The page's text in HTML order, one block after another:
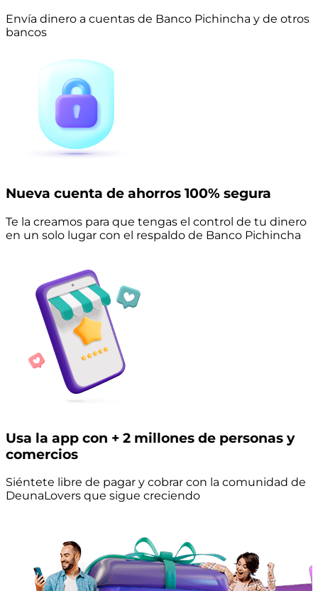
Envía dinero a cuentas de Banco Pichincha y de otros
bancos
Nueva cuenta de ahorros 100% segura
Te la creamos para que tengas el control de tu dinero
en un solo lugar con el respaldo de Banco Pichincha
Usa la app con + 2 millones de personas y
comercios
Siéntete libre de pagar y cobrar con la comunidad de
DeunaLovers que sigue creciendo